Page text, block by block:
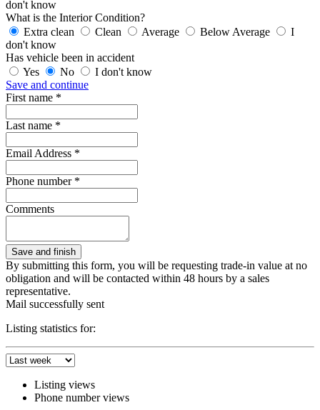
don't know
What is the Interior Condition?
Extra clean
Clean Average Below Average
I
don't know
Has vehicle been in accident
Yes
No
I don't know
Save and continue
First name *
Last name *
Email Address *
Phone number *
Comments
By submitting this form, you will be requesting trade-in value at no
obligation and will be contacted within 48 hours by a sales
representative.
Mail successfully sent
Listing statistics for:
Listing views
Phone number views